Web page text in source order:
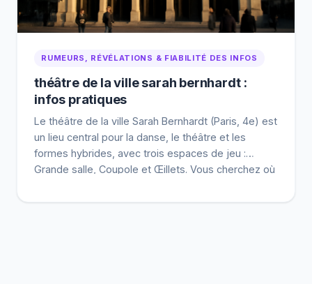
RUMEURS, RÉVÉLATIONS & FIABILITÉ DES INFOS
théâtre de la ville sarah bernhardt :
infos pratiques
Le théâtre de la ville Sarah Bernhardt (Paris, 4e) est
un lieu central pour la danse, le théâtre et les
formes hybrides, avec trois espaces de jeu :
Grande salle, Coupole et Œillets. Vous cherchez où
Cet article rassemble les infos pratiques : adresse,